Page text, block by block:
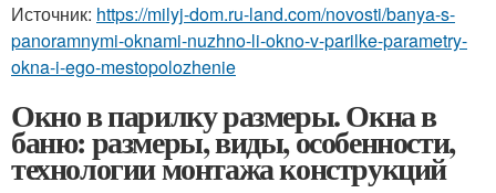
Источник: https://milyj-dom.ru-land.com/novosti/banya-s-
panoramnymi-oknami-nuzhno-li-okno-v-parilke-parametry-
okna-i-ego-mestopolozhenie
Окно в парилку размеры. Окна в
баню: размеры, виды, особенности,
технологии монтажа конструкций